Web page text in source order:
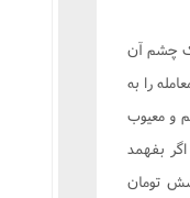
يک چشم آن
را به
و معيوب
بفهمد
تومان